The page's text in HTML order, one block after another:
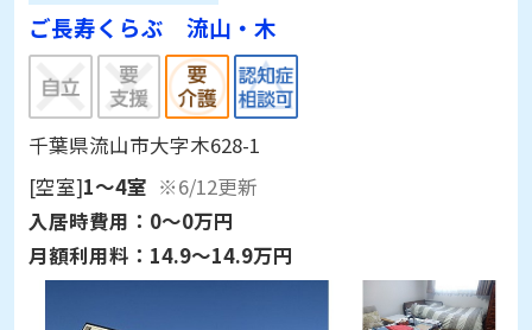
ご長寿くらぶ 流山・木
千葉県流山市大字木628-1
[空室]1～4室 ※6/12更新
入居時費用： 0～0万円
月額利用料： 14.9～14.9万円